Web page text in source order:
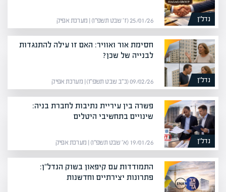
נדל”ן 25/01/26 (ז׳ שבט תשפ״ו) | מערכת אפיק
נדל”ן
חסימת אור ואוויר: האם זו עילה להתנגדות
לבנייה של שכן?
09/02/26 (כ״ב שבט תשפ״ו) | מערכת אפיק
נדל”ן
פשרה בין עיריית נתיבות לחברת בניה:
שינויים בתחשיבי היטלים
19/01/26 (א׳ שבט תשפ״ו) | מערכת אפיק
התמודדות עם קיפאון בשוק הנדל"ן:
פתרונות יצירתיים וחדשנות